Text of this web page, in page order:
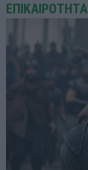
ΕΠΙΚΑΙΡΟΤΗΤΑ